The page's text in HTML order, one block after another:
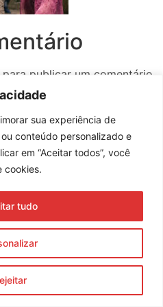
sua experiência de
conteúdo personalizado e
em “Aceitar todos”, você
cookies.
tudo
para publicar um comentário.
os direitos reservados
e Termos de Uso